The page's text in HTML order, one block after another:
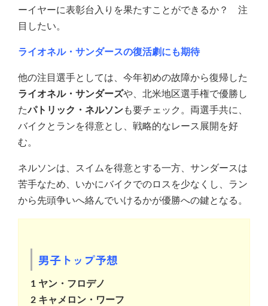
ーイヤーに表彰台入りを果たすことができるか？ 注
目したい。
ライオネル・サンダースの復活劇にも期待
他の注目選手としては、今年初めの故障から復帰した
ライオネル・サンダーズや、北米地区選手権で優勝し
たパトリック・ネルソンも要チェック。両選手共に、
バイクとランを得意とし、戦略的なレース展開を好
む。
ネルソンは、スイムを得意とする一方、サンダースは
苦手なため、いかにバイクでのロスを少なくし、ラン
から先頭争いへ絡んでいけるかが優勝への鍵となる。
男子トップ予想
1 ヤン・フロデノ
2 キャメロン・ワーフ